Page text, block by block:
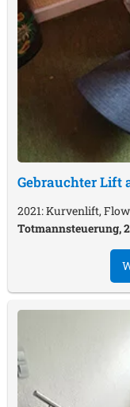
Gebrauchter Lift
2021: Kurvenlift,
Totmannsteuerung,